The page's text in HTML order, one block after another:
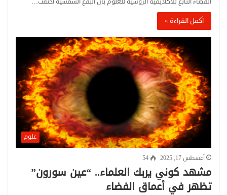
أكمل القراءة »
علوم
أغسطس 17, 2025 54
مشهد كوني يربك العلماء.. “عين سورون”
تظهر في أعماق الفضاء